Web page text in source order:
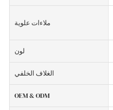
ملاءات علوية
لون
الغلاف الخلفي
OEM & ODM